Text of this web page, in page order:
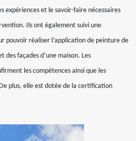
expériences et le savoir-faire nécessaires
Ils ont également suivi une
pouvoir réaliser l’application de peinture de
des façades d’une maison. Les
les compétences ainsi que les
plus, elle est dotée de la certification